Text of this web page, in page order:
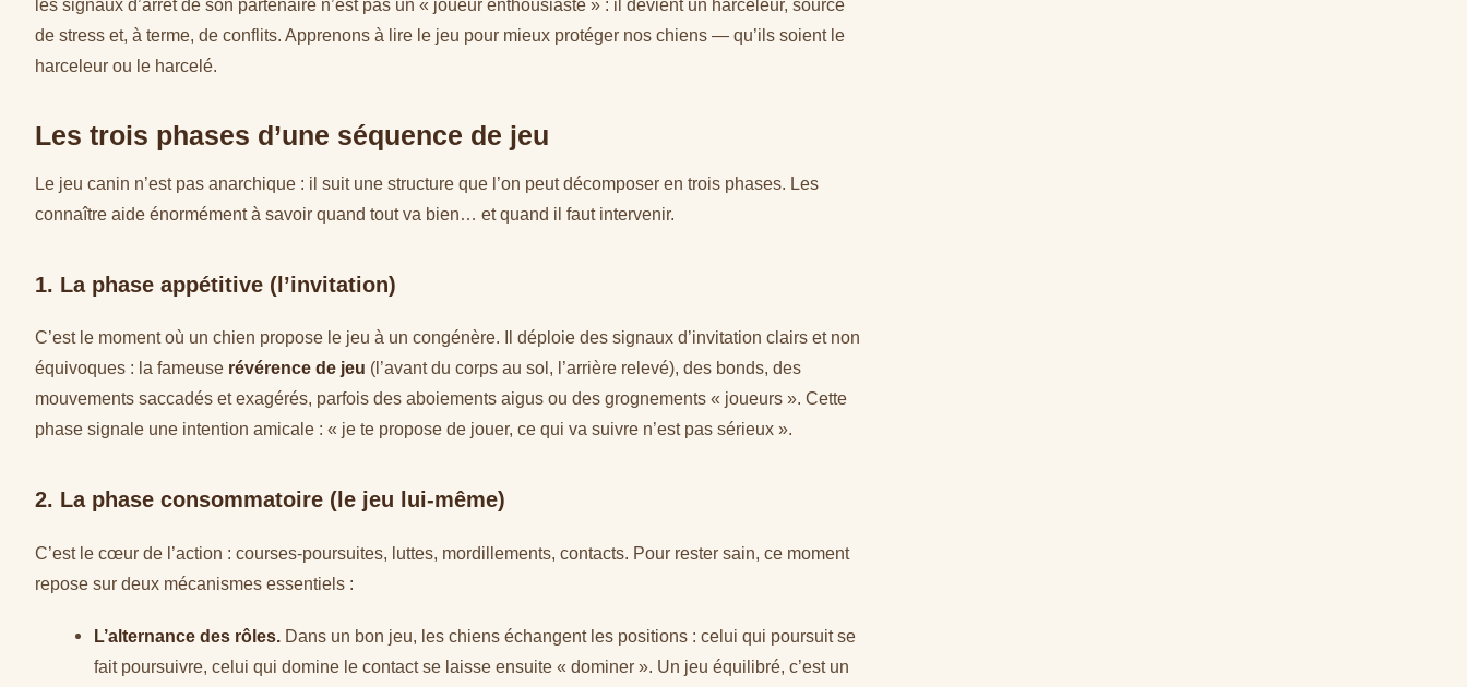
les signaux d’arrêt de son partenaire n’est pas un « joueur enthousiaste » : il devient un harceleur, source
de stress et, à terme, de conflits. Apprenons à lire le jeu pour mieux protéger nos chiens — qu’ils soient le
harceleur ou le harcelé.
Les trois phases d’une séquence de jeu
Le jeu canin n’est pas anarchique : il suit une structure que l’on peut décomposer en trois phases. Les
connaître aide énormément à savoir quand tout va bien… et quand il faut intervenir.
1. La phase appétitive (l’invitation)
C’est le moment où un chien propose le jeu à un congénère. Il déploie des signaux d’invitation clairs et non
équivoques : la fameuse révérence de jeu (l’avant du corps au sol, l’arrière relevé), des bonds, des
mouvements saccadés et exagérés, parfois des aboiements aigus ou des grognements « joueurs ». Cette
phase signale une intention amicale : « je te propose de jouer, ce qui va suivre n’est pas sérieux ».
2. La phase consommatoire (le jeu lui-même)
C’est le cœur de l’action : courses-poursuites, luttes, mordillements, contacts. Pour rester sain, ce moment
repose sur deux mécanismes essentiels :
L’alternance des rôles. Dans un bon jeu, les chiens échangent les positions : celui qui poursuit se
fait poursuivre, celui qui domine le contact se laisse ensuite « dominer ». Un jeu équilibré, c’est un